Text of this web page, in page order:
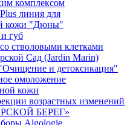
комплексом
линия для
кожи "Дюны"
губ
стволовыми клетками
Сад (Jardin Marin)
и детоксикация"
омоложение
кожи
возрастных изменений
БЕРЕГ»
Algologie